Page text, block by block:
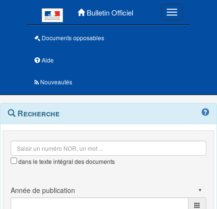
Bulletin Officiel Toggle
Documents opposables
Aide
Nouveautés
Navigation
outils
Menu
contextuel
Recherche
dans le texte intégral des documents